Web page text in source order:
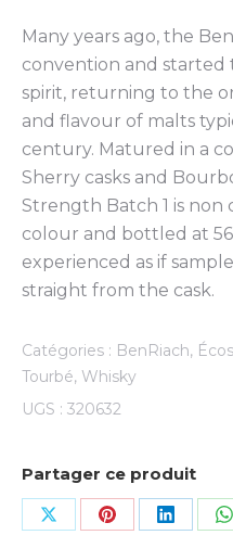
Many years ago, the
convention and
spirit, returning to the
and flavour of malts
century. Matured in a
Sherry casks and
Strength Batch 1 is non
colour and bottled at
experienced as if
straight from the cask.
Catégories : BenRiach,
Tourbé, Whisky
UGS : 320632
Partager ce produit
Share Share Share